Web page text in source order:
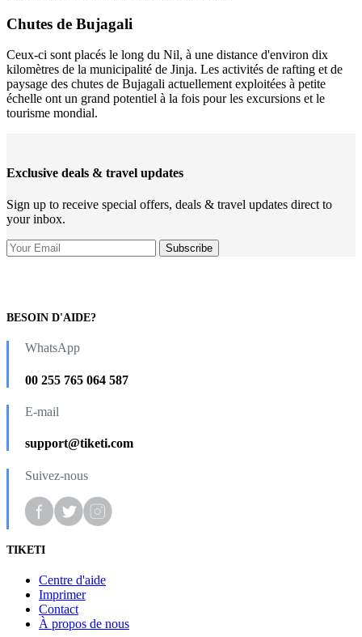
Chutes de Bujagali
Ceux-ci sont placés le long du Nil, à une distance d'environ dix
kilomètres de la municipalité de Jinja. Les activités de rafting et de
paysage des chutes de Bujagali actuellement exploitées à petite
échelle ont un grand potentiel à la fois pour les excursions et le
tourisme mondial.
Exclusive deals & travel updates
Sign up to receive special offers, deals & travel updates direct to
your inbox.
BESOIN D'AIDE?
WhatsApp
00 255 765 064 587
E-mail
support@tiketi.com
Suivez-nous
TIKETI
Centre d'aide
Imprimer
Contact
À propos de nous